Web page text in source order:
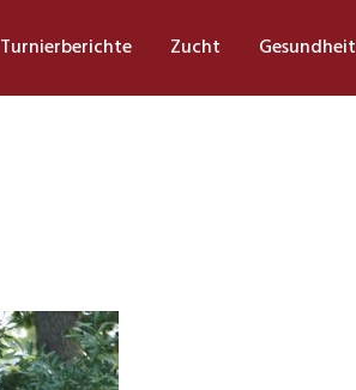
Turnierberichte Zucht Gesundheit